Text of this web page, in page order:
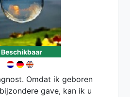
Beschikbaar
Omdat ik geboren
gave, kan ik u